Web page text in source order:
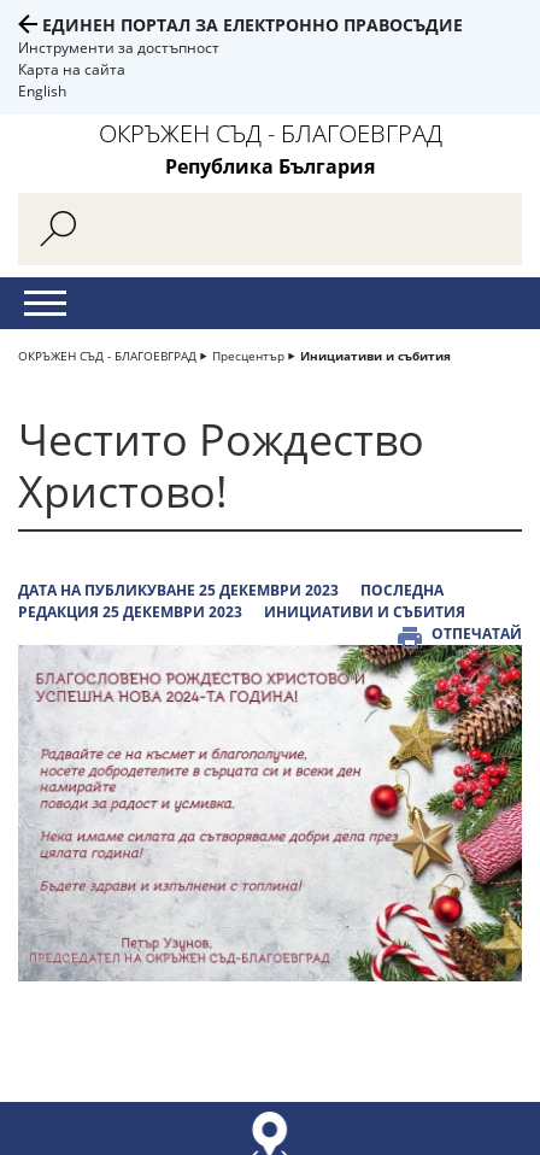
ЕДИНЕН ПОРТАЛ ЗА ЕЛЕКТРОННО ПРАВОСЪДИЕ
Инструменти за достъпност
Карта на сайта
English
ОКРЪЖЕН СЪД - БЛАГОЕВГРАД
Република България
ОКРЪЖЕН СЪД - БЛАГОЕВГРАД Пресцентър Инициативи и събития
Честито Рождество
Христово!
ДАТА НА ПУБЛИКУВАНЕ 25 ДЕКЕМВРИ 2023
ПОСЛЕДНА
РЕДАКЦИЯ 25 ДЕКЕМВРИ 2023
ИНИЦИАТИВИ И СЪБИТИЯ
ОТПЕЧАТАЙ